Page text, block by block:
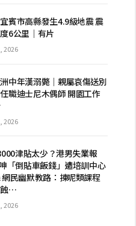
賓市高縣發生4.9級地震 震
6公里｜有片
2026
中年漢溺斃｜親屬哀傷送別
職迪士尼木偶師 開園工作
2026
津貼太少？港男失業報
「倒貼車飯錢」遭培訓中心
網民幽默教路：揀呢類課程
…
2026